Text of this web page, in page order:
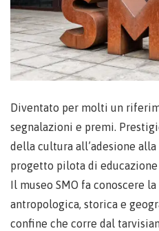
Diventato per molti un
segnalazioni e premi.
della cultura all’adesione
progetto pilota di
Il museo SMO fa conoscere
antropologica, storica e
confine che corre dal